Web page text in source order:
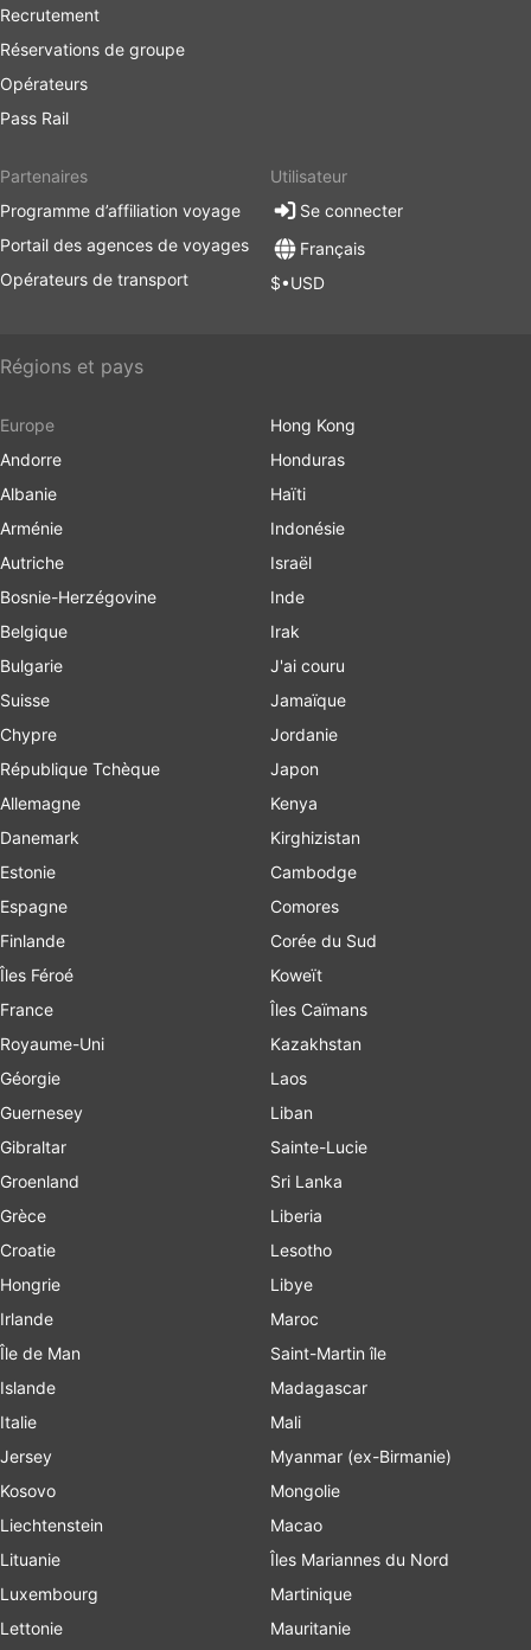
Recrutement
Réservations de groupe
Opérateurs
Pass Rail
Partenaires
Programme d’affiliation voyage
Portail des agences de voyages
Opérateurs de transport
Utilisateur
Se connecter
Français
$•USD
Régions et pays
Europe
Andorre
Albanie
Arménie
Autriche
Bosnie-Herzégovine
Belgique
Bulgarie
Suisse
Chypre
République Tchèque
Allemagne
Danemark
Estonie
Espagne
Finlande
Îles Féroé
France
Royaume-Uni
Géorgie
Guernesey
Gibraltar
Groenland
Grèce
Croatie
Hongrie
Irlande
Île de Man
Islande
Italie
Jersey
Kosovo
Liechtenstein
Lituanie
Luxembourg
Lettonie
Hong Kong
Honduras
Haïti
Indonésie
Israël
Inde
Irak
J'ai couru
Jamaïque
Jordanie
Japon
Kenya
Kirghizistan
Cambodge
Comores
Corée du Sud
Koweït
Îles Caïmans
Kazakhstan
Laos
Liban
Sainte-Lucie
Sri Lanka
Liberia
Lesotho
Libye
Maroc
Saint-Martin île
Madagascar
Mali
Myanmar (ex-Birmanie)
Mongolie
Macao
Îles Mariannes du Nord
Martinique
Mauritanie